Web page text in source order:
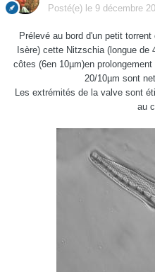
Posté(e) le 9 décembre
Prélevé au bord d'un petit
Isère) cette Nitzschia (longue de
côtes (6en 10µm)en
20/10µm sont
Les extrémités de la valve sont
au